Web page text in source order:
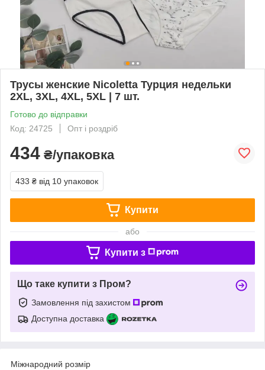
Трусы женские Nicoletta Турция недельки
2XL, 3XL, 4XL, 5XL | 7 шт.
Готово до відправки
Код: 24725
Опт і роздріб
434 ₴/упаковка
433 ₴ від 10 упаковок
Купити
або
Купити з
Що таке купити з Пром?
Замовлення під захистом
Доступна доставка
Міжнародний розмір